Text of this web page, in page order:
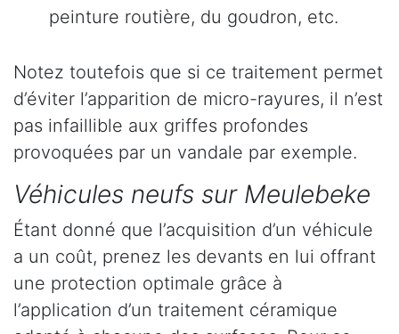
peinture routière, du goudron, etc.
Notez toutefois que si ce traitement permet
d’éviter l’apparition de micro-rayures, il n’est
pas infaillible aux griffes profondes
provoquées par un vandale par exemple.
Véhicules neufs sur Meulebeke
Étant donné que l’acquisition d’un véhicule
a un coût, prenez les devants en lui offrant
une protection optimale grâce à
l’application d’un traitement céramique